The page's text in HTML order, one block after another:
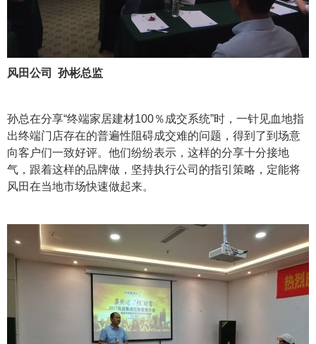
风田公司 孙彬总监
孙总在分享“终端家居建材100％成交系统”时，一针见血地指
出终端门店存在的普遍性阻碍成交难的问题，得到了到场意
向客户们一致好评。他们纷纷表示，这样的分享十分接地
气，跟着这样的品牌做，坚持执行公司的指引策略，定能将
风田在当地市场快速做起来。